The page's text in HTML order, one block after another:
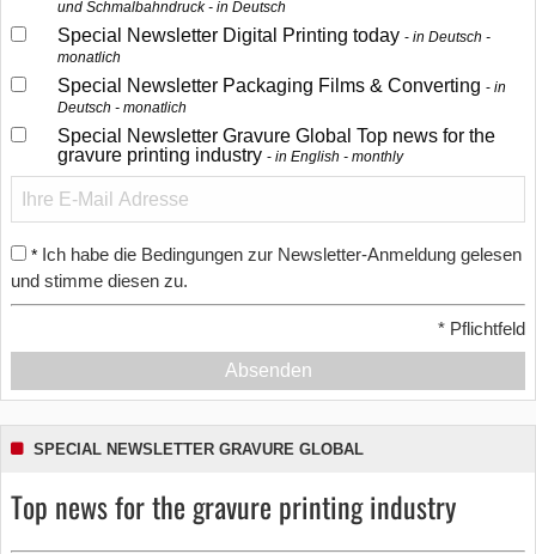
und Schmalbahndruck - in Deutsch
Special Newsletter Digital Printing today
in Deutsch -
monatlich
Special Newsletter Packaging Films & Converting
in
Deutsch - monatlich
Special Newsletter Gravure Global Top news for the
gravure printing industry
in English - monthly
* Ich habe die Bedingungen zur Newsletter-Anmeldung gelesen
und stimme diesen zu.
* Pflichtfeld
Absenden
SPECIAL NEWSLETTER GRAVURE GLOBAL
Top news for the gravure printing industry